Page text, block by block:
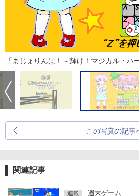
「まじょりんぱ！～輝け！マジカル・ハ
この写真の記事
関連記事
連載 週末ゲーム